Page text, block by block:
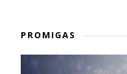
PROMIGAS